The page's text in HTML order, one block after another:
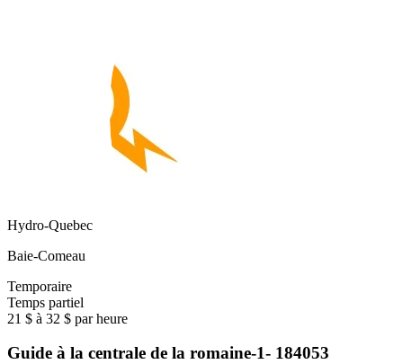
Hydro-Quebec
Baie-Comeau
Temporaire
Temps partiel
21 $ à 32 $ par heure
Guide à la centrale de la romaine-1- 184053